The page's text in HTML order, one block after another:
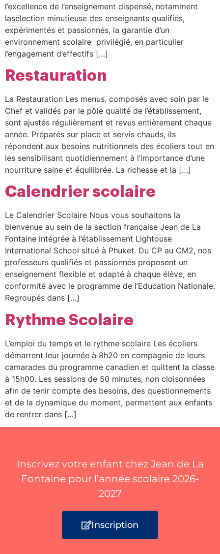
l’excellence de l’enseignement dispensé, notamment
lasélection minutieuse des enseignants qualifiés,
expérimentés et passionnés, la garantie d’un
environnement scolaire privilégié, en particulier
l’engagement d’effectifs […]
Restauration
La Restauration Les menus, composés avec soin par le
Chef et validés par le pôle qualité de l’établissement,
sont ajustés régulièrement et revus entièrement chaque
année. Préparés sur place et servis chauds, ils
répondent aux besoins nutritionnels des écoliers tout en
les sensibilisant quotidiennement à l’importance d’une
nourriture saine et équilibrée. La richesse et la […]
Calendrier scolaire
Le Calendrier Scolaire Nous vous souhaitons la
bienvenue au sein de la section française Jean de La
Fontaine intégrée à l’établissement Lightouse
International School situé à Phuket. Du CP au CM2, nos
professeurs qualifiés et passionnés proposent un
enseignement flexible et adapté à chaque élève, en
conformité avec le programme de l’Education Nationale.
Regroupés dans […]
Rythme Scolaire
L’emploi du temps et le rythme scolaire Les écoliers
démarrent leur journée à 8h20 en compagnie de leurs
camarades du programme canadien et quittent la classe
à 15h00. Les sessions de 50 minutes, non cloisonnées
afin de tenir compte des besoins, des questionnements
et de la dynamique du moment, permettent aux enfants
de rentrer dans […]
Inscrivez votre enfant chez Jean de La
Fontaine pour l’année scolaire 2026-
2027
Inscription